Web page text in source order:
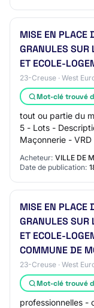
MISE EN PLACE
GRANULES SUR
ET ECOLE-
23-Creuse · West
Mot-clé trouvé
tout ou partie du
5 - Lots -
Maçonnerie -
Acheteur: VILLE DE
Date de publication:
MISE EN PLACE
GRANULES SUR
ET ECOLE-
COMMUNE DE
23-Creuse · West
Mot-clé trouvé
professionnelles -